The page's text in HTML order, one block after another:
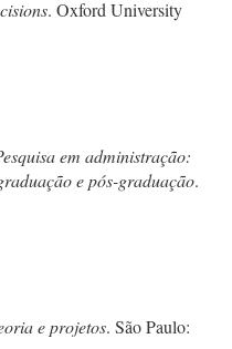
. Oxford University
em administração:
e pós-graduação.
e projetos. São Paulo: